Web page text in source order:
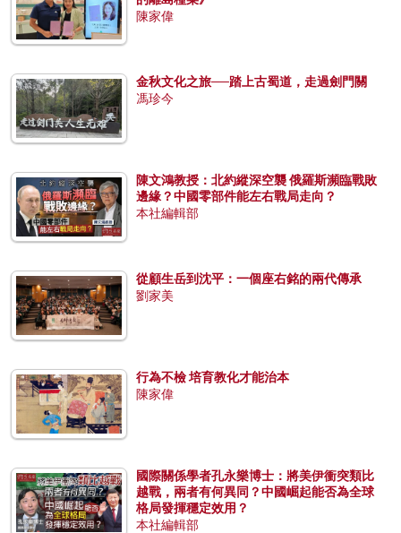
陳家偉
金秋文化之旅──踏上古蜀道，走過劍門關
馮珍今
陳文鴻教授：北約縱深空襲 俄羅斯瀕臨戰敗
邊緣？中國零部件能左右戰局走向？
本社編輯部
從顧生岳到沈平：一個座右銘的兩代傳承
劉家美
行為不檢 培育教化才能治本
陳家偉
國際關係學者孔永樂博士：將美伊衝突類比
越戰，兩者有何異同？中國崛起能否為全球
格局發揮穩定效用？
本社編輯部